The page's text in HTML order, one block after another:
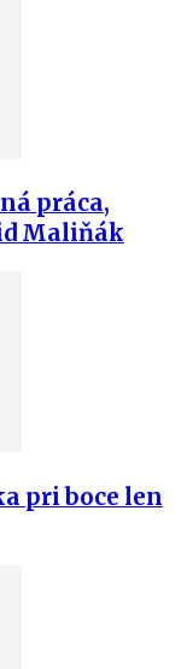
práca,
Maliňák
pri boce len